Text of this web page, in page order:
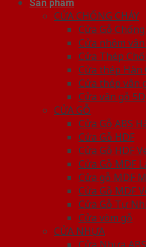
Sản phẩm
CỬA CHỐNG CHÁY
Cửa Gỗ
Cửa nhôm
Cửa Thép
Cửa thép Hàn
Cửa thép vân
Cửa vân gỗ 5D
CỬA GỖ
Cửa Gỗ ABS
Cửa Gỗ HDF
Cửa Gỗ HDF
Cửa Gỗ MDF
Cửa gỗ MDF
Cửa Gỗ MDF
Cửa Gỗ Tự
Cửa vòm gỗ
CỬA NHỰA
Cửa Nhựa